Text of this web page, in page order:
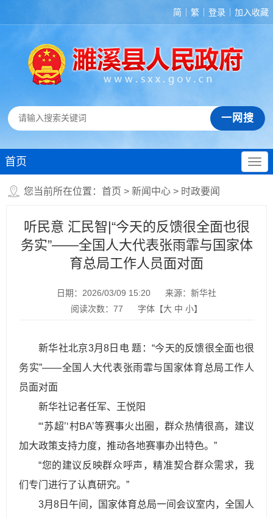
简 繁 登录 加入收藏
首页
您当前所在位置： 首页 > 新闻中心 > 时政要闻
听民意 汇民智|“今天的反馈很全面也很
务实”——全国人大代表张雨霏与国家体
育总局工作人员面对面
日期：2026/03/09 15:20
来源：新华社
阅读次数：77 字体【大 中 小】
新华社北京3月8日电 题：“今天的反馈很全面也很
务实”——全国人大代表张雨霏与国家体育总局工作人
员面对面
新华社记者任军、王悦阳
“‘苏超’‘村BA’等赛事火出圈，群众热情很高，建议
加大政策支持力度，推动各地赛事办出特色。”
“您的建议反映群众呼声，精准契合群众需求，我
们专门进行了认真研究。”
3月8日午间，国家体育总局一间会议室内，全国人